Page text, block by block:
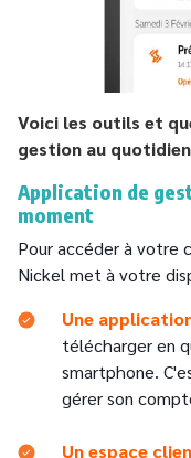
Voici les outils et
gestion au
Application de
moment
Pour accéder à votre
Nickel met à votre
Une
télécharger en
smartphone.
gérer son
Un espace